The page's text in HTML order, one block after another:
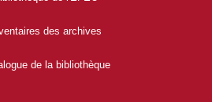
des archives
de la bibliothèque